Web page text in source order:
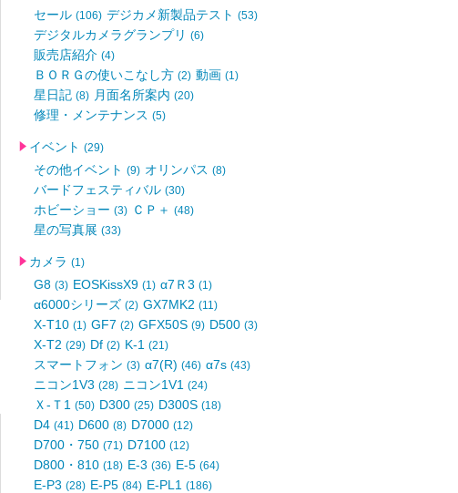
セール (106) デジカメ新製品テスト (53)
デジタルカメラグランプリ (6)
販売店紹介 (4)
ＢＯＲＧの使いこなし方 (2) 動画 (1)
星日記 (8) 月面名所案内 (20)
修理・メンテナンス (5)
イベント (29)
その他イベント (9) オリンパス (8)
バードフェスティバル (30)
ホビーショー (3) ＣＰ＋ (48)
星の写真展 (33)
カメラ (1)
G8 (3) EOSKissX9 (1) α7Ｒ3 (1)
α6000シリーズ (2) GX7MK2 (11)
X-T10 (1) GF7 (2) GFX50S (9) D500 (3)
X-T2 (29) Df (2) K-1 (21)
スマートフォン (3) α7(R) (46) α7s (43)
ニコン1V3 (28) ニコン1V1 (24)
Ｘ-Ｔ1 (50) D300 (25) D300S (18)
D4 (41) D600 (8) D7000 (12)
D700・750 (71) D7100 (12)
D800・810 (18) E-3 (36) E-5 (64)
E-P3 (28) E-P5 (84) E-PL1 (186)